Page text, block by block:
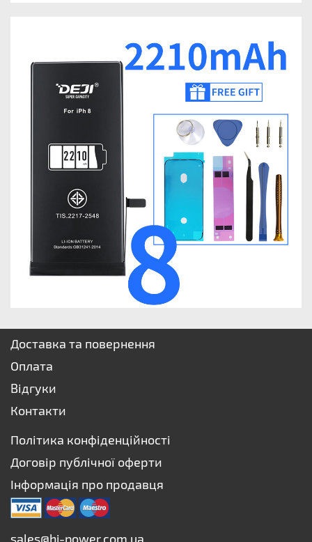
Доставка та повернення
Оплата
Відгуки
Контакти
Політика конфіденційності
Договір публічної оферти
Інформація про продавця
sales@hi-power.com.ua